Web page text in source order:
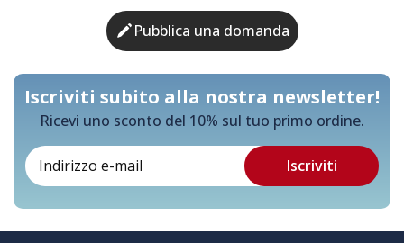
Pubblica una domanda
Iscriviti subito alla nostra newsletter!
Ricevi uno sconto del 10% sul tuo primo ordine.